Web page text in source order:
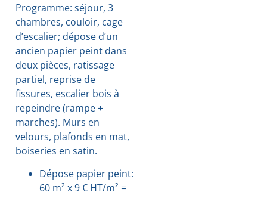
Programme: séjour, 3
chambres, couloir, cage
d’escalier; dépose d’un
ancien papier peint dans
deux pièces, ratissage
partiel, reprise de
fissures, escalier bois à
repeindre (rampe +
marches). Murs en
velours, plafonds en mat,
boiseries en satin.
Dépose papier peint:
60 m² x 9 € HT/m² =